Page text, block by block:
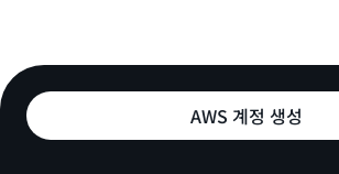
AWS 계정 생성